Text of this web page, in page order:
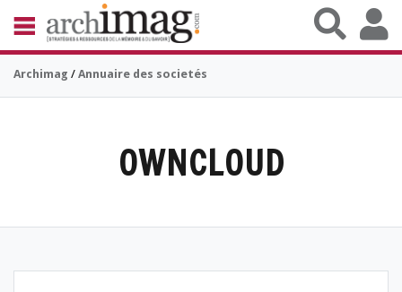
ARCHIVES PATRIMOINE
TRAVAIL COLLABORATIF
Archimag / Annuaire des societés
OWNCLOUD